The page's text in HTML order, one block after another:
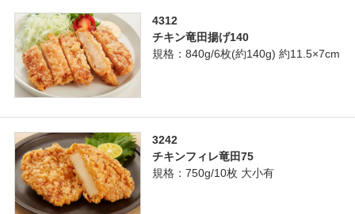
4312
チキン竜田揚げ140
規格：840g/6枚(約140g) 約11.5×7cm
3242
チキンフィレ竜田75
規格：750g/10枚 大小有